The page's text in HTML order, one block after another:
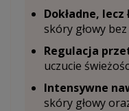
Dokładne,
skóry głowy
Regulacja
uczucie
Intensywne
skóry głowy